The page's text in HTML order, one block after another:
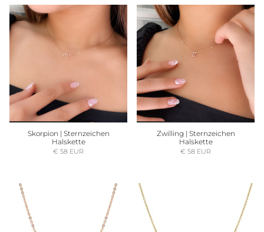
Skorpion | Sternzeichen
Halskette
€ 58 EUR
Zwilling | Sternzeichen
Halskette
€ 58 EUR